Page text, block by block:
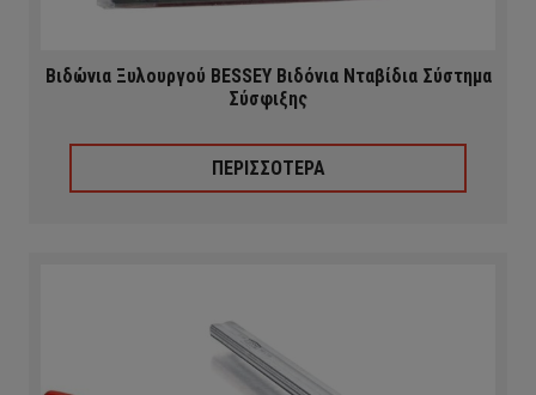
Βιδώνια Ξυλουργού BESSEY Βιδόνια Νταβίδια Σύστημα
Σύσφιξης
ΠΕΡΙΣΣΟΤΕΡΑ